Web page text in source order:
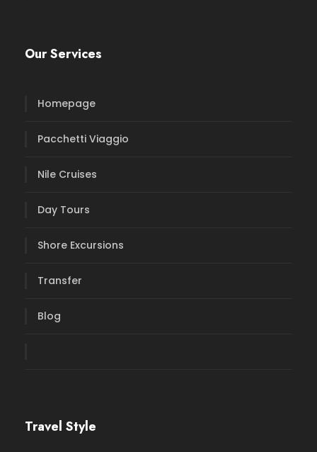
Our Services
Homepage
Pacchetti Viaggio
Nile Cruises
Day Tours
Shore Excursions
Transfer
Blog
Travel Style